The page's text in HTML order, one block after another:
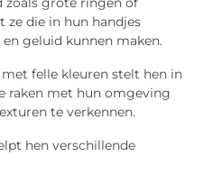
ze die in hun handjes
geluid kunnen maken.
felle kleuren stelt hen in
raken met hun omgeving
te verkennen.
hen verschillende